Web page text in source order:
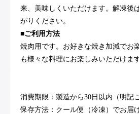
来、美味しくいただけます。解凍後
がりください。
■ご利用方法
焼肉用です。お好きな焼き加減でお
も様々な料理にお楽しみいただけます
消費期限：製造から30日以内（明記
保存方法：クール便（冷凍）でお届